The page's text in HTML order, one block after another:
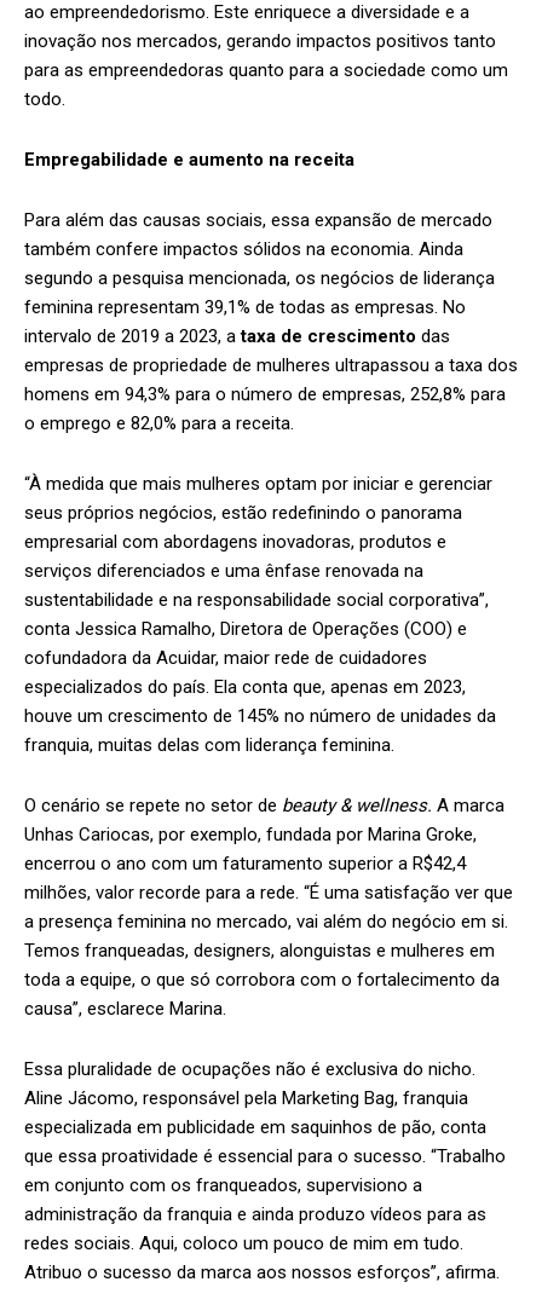
ao empreendedorismo. Este enriquece a diversidade e a
inovação nos mercados, gerando impactos positivos tanto
para as empreendedoras quanto para a sociedade como um
todo.
Empregabilidade e aumento na receita
Para além das causas sociais, essa expansão de mercado
também confere impactos sólidos na economia. Ainda
segundo a pesquisa mencionada, os negócios de liderança
feminina representam 39,1% de todas as empresas. No
intervalo de 2019 a 2023, ataxa de crescimento das
empresas de propriedade de mulheres ultrapassou a taxa dos
homens em 94,3% para o número de empresas, 252,8% para
o emprego e 82,0% para a receita.
“À medida que mais mulheres optam por iniciar e gerenciar
seus próprios negócios, estão redefinindo o panorama
empresarial com abordagens inovadoras, produtos e
serviços diferenciados e uma ênfase renovada na
sustentabilidade e na responsabilidade social corporativa”,
conta Jessica Ramalho, Diretora de Operações (COO) e
cofundadora da Acuidar, maior rede de cuidadores
especializados do país. Ela conta que, apenas em 2023,
houve um crescimento de 145% no número de unidades da
franquia, muitas delas com liderança feminina.
O cenário se repete no setor de beauty & wellness. A marca
Unhas Cariocas, por exemplo, fundada por Marina Groke,
encerrou o ano com um faturamento superior a R$42,4
milhões, valor recorde para a rede. “É uma satisfação ver que
a presença feminina no mercado, vai além do negócio em si.
Temos franqueadas, designers, alonguistas e mulheres em
toda a equipe, o que só corrobora com o fortalecimento da
causa”, esclarece Marina.
Essa pluralidade de ocupações não é exclusiva do nicho.
Aline Jácomo, responsável pela Marketing Bag, franquia
especializada em publicidade em saquinhos de pão, conta
que essa proatividade é essencial para o sucesso. “Trabalho
em conjunto com os franqueados, supervisiono a
administração da franquia e ainda produzo vídeos para as
redes sociais. Aqui, coloco um pouco de mim em tudo.
Atribuo o sucesso da marca aos nossos esforços”, afirma.